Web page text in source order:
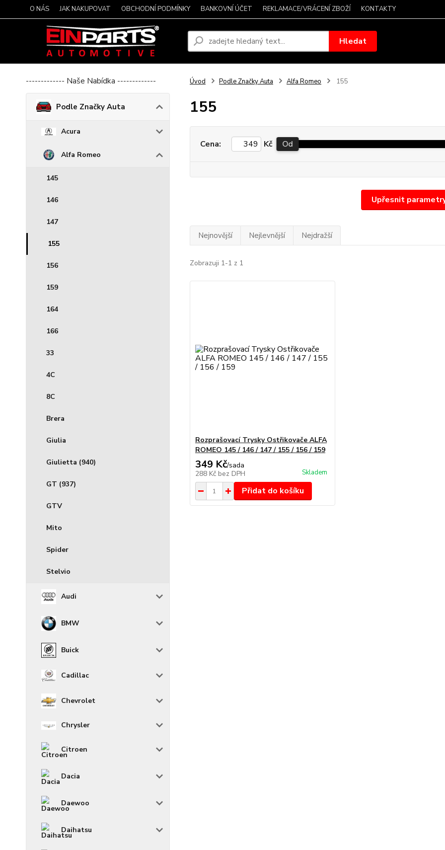
O NÁS JAK NAKUPOVAT OBCHODNÍ PODMÍNKY BANKOVNÍ ÚČET REKLAMACE/VRÁCENÍ ZBOŽÍ KONTAKTY
Hledat
------------- Naše Nabídka -------------
Podle Značky Auta
Acura
Alfa Romeo
145
146
147
155
156
159
164
166
33
4C
8C
Brera
Giulia
Giulietta (940)
GT (937)
GTV
Mito
Spider
Stelvio
Audi
BMW
Buick
Cadillac
Chevrolet
Chrysler
Citroen
Dacia
Daewoo
Daihatsu
Úvod Podle Značky Auta Alfa Romeo 155
155
Upřesnit
Cena: Kč Od
Nejnovější Nejlevnější Nejdražší
Zobrazuji 1-1 z 1
Rozprašovací Trysky Ostřikovače ALFA
ROMEO 145 / 146 / 147 / 155 / 156 / 159
349 Kč/sada
288 Kč bez DPH Skladem
Přidat do košíku